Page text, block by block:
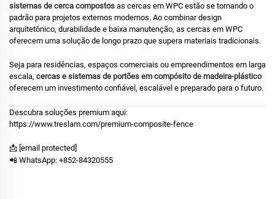
sistemas de cerca compostos as cercas em WPC estão se tornando o
padrão para projetos externos modernos. Ao combinar design
arquitetônico, durabilidade e baixa manutenção, as cercas em WPC
oferecem uma solução de longo prazo que supera materiais tradicionais.
Seja para residências, espaços comerciais ou empreendimentos em larga
escala, cercas e sistemas de portões em compósito de madeira-plástico
oferecem um investimento confiável, escalável e preparado para o futuro.
Descubra soluções premium aqui:
https://www.treslam.com/premium-composite-fence
📩 [email protected]
📲 WhatsApp: +852-84320555